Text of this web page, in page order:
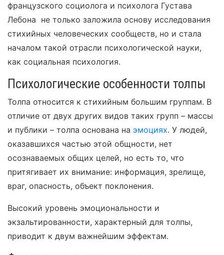
французского социолога и психолога Густава
Лебона не только заложила основу исследования
стихийных человеческих сообществ, но и стала
началом такой отрасли психологической науки,
как социальная психология.
Психологические особенности толпы
Толпа относится к стихийным большим группам. В
отличие от двух других видов таких групп – массы
и публики – толпа основана на эмоциях. У людей,
оказавшихся частью этой общности, нет
осознаваемых общих целей, но есть то, что
притягивает их внимание: информация, зрелище,
враг, опасность, объект поклонения.
Высокий уровень эмоциональности и
экзальтированности, характерный для толпы,
приводит к двум важнейшим эффектам.